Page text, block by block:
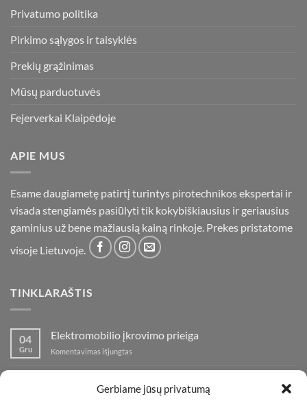
Gerbiame jūsų privatumą
Privatumo politika
Pirkimo sąlygos ir taisyklės
Prekių grąžinimas
Mūsų parduotuvės
Fejerverkai Klaipėdoje
APIE MUS
Esame daugiametę patirtį turintys pirotechnikos ekspertai ir
visada stengiamės pasiūlyti tik kokybiškiausius ir geriausius
gaminius už bene mažiausią kainą rinkoje. Prekes pristatome
visoje Lietuvoje.
TINKLARAŠTIS
04
Gru
Elektromobilio įkrovimo prieiga
Komentavimas išjungtas
prieiga
Komentavimas išjungtasįraše